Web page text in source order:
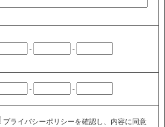
- -
- -
プライバシーポリシーを確認し、内容に同意